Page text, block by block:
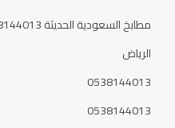
مطابخ السعودية الحديثة 0538144013
الرياض
0538144013
0538144013